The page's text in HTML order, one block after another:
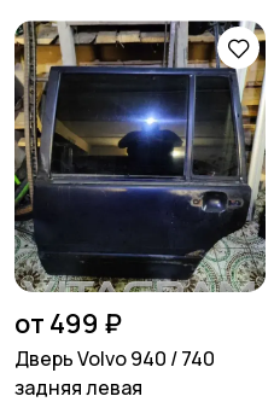
от 499 ₽
Дверь Volvo 940 / 740
задняя левая